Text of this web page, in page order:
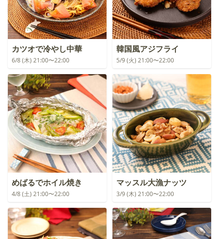
カツオで冷やし中華
6/8 (木) 21:00〜22:00
韓国風アジフライ
5/9 (火) 21:00〜22:00
めばるでホイル焼き
4/8 (土) 21:00〜22:00
マッスル大漁ナッツ
3/9 (木) 21:00〜22:00